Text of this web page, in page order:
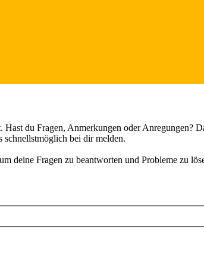
Hast du Fragen, Anmerkungen oder
schnellstmöglich bei dir melden.
deine Fragen zu beantworten und Probleme zu